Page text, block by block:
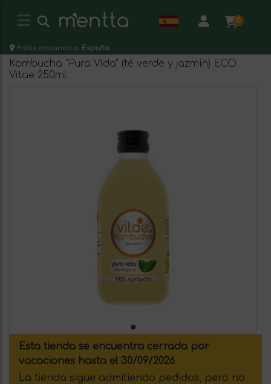
0
Estás enviando a: España
Kombucha "Pura Vida" (té verde y jazmín) ECO
Vitae 250ml
Esta tienda se encuentra cerrada por
vacaciones hasta el 30/09/2026
La tienda sigue admitiendo pedidos, pero no